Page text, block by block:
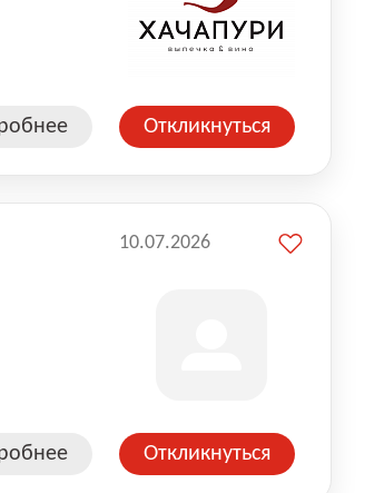
Откликнуться
10.07.2026
Откликнуться